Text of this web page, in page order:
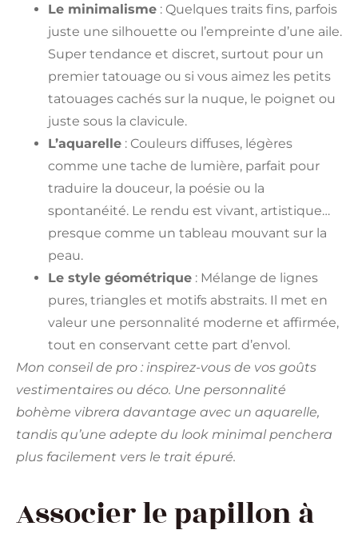
Le minimalisme : Quelques traits fins, parfois
juste une silhouette ou l’empreinte d’une aile.
Super tendance et discret, surtout pour un
premier tatouage ou si vous aimez les petits
tatouages cachés sur la nuque, le poignet ou
juste sous la clavicule.
L’aquarelle : Couleurs diffuses, légères
comme une tache de lumière, parfait pour
traduire la douceur, la poésie ou la
spontanéité. Le rendu est vivant, artistique…
presque comme un tableau mouvant sur la
peau.
Le style géométrique : Mélange de lignes
pures, triangles et motifs abstraits. Il met en
valeur une personnalité moderne et affirmée,
tout en conservant cette part d’envol.
Mon conseil de pro : inspirez-vous de vos goûts
vestimentaires ou déco. Une personnalité
bohème vibrera davantage avec un aquarelle,
tandis qu’une adepte du look minimal penchera
plus facilement vers le trait épuré.
Associer le papillon à